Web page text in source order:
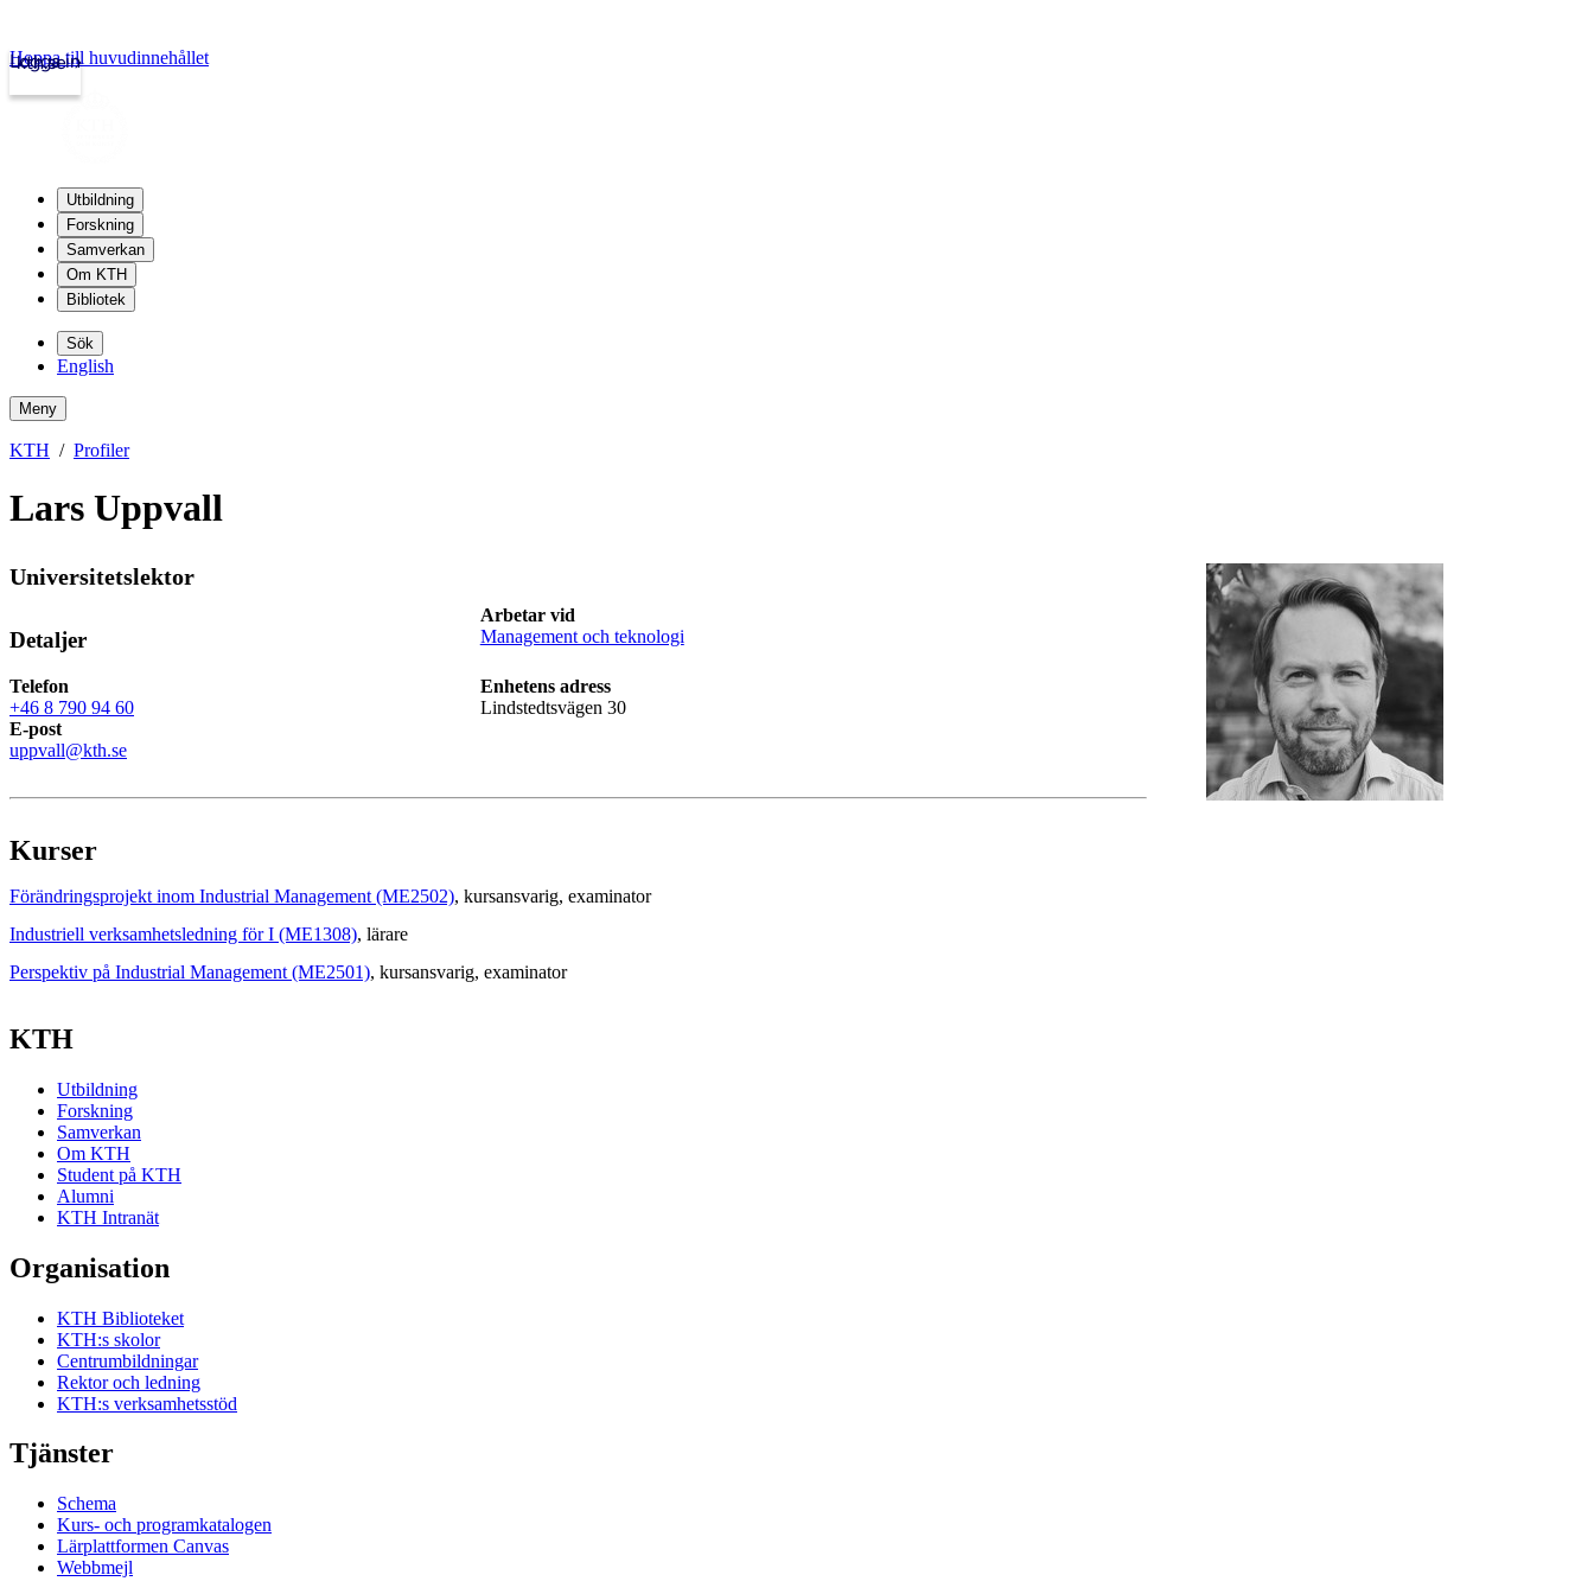
kth.se
Logga in
Hoppa till huvudinnehållet
Utbildning
Forskning
Samverkan
Om KTH
Bibliotek
Sök
English
Meny
KTH Profiler
Lars Uppvall
Universitetslektor
Detaljer
Arbetar vid
Management och teknologi
Telefon
+46 8 790 94 60
Enhetens adress
Lindstedtsvägen 30
E-post
uppvall@kth.se
Kurser
Förändringsprojekt inom Industrial Management (ME2502), kursansvarig, examinator
Industriell verksamhetsledning för I (ME1308), lärare
Perspektiv på Industrial Management (ME2501), kursansvarig, examinator
KTH
Utbildning
Forskning
Samverkan
Om KTH
Student på KTH
Alumni
KTH Intranät
Organisation
KTH Biblioteket
KTH:s skolor
Centrumbildningar
Rektor och ledning
KTH:s verksamhetsstöd
Tjänster
Schema
Kurs- och programkatalogen
Lärplattformen Canvas
Webbmejl